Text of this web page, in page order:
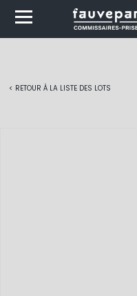
< RETOUR À LA LISTE DES LOTS